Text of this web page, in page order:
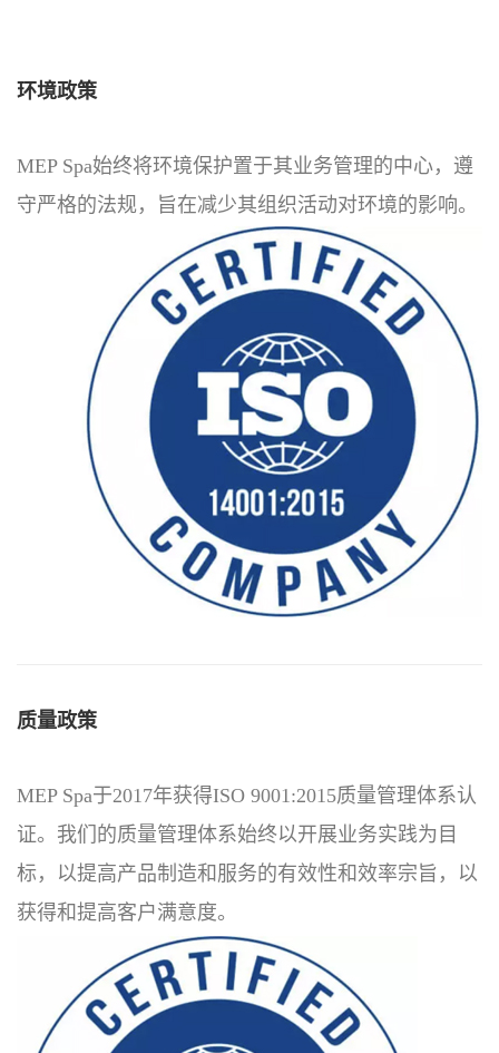
环境政策
MEP Spa始终将环境保护置于其业务管理的中心，遵
守严格的法规，旨在减少其组织活动对环境的影响。
质量政策
MEP Spa于2017年获得ISO 9001:2015质量管理体系认
证。我们的质量管理体系始终以开展业务实践为目
标，以提高产品制造和服务的有效性和效率宗旨，以
获得和提高客户满意度。